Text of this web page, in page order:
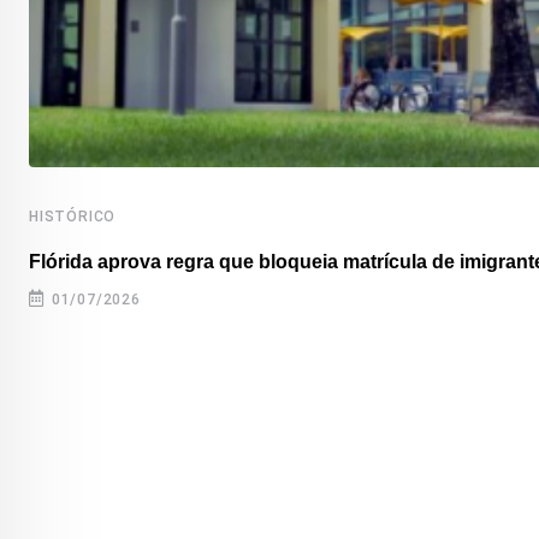
HISTÓRICO
Flórida aprova regra que bloqueia matrícula de
01/07/2026